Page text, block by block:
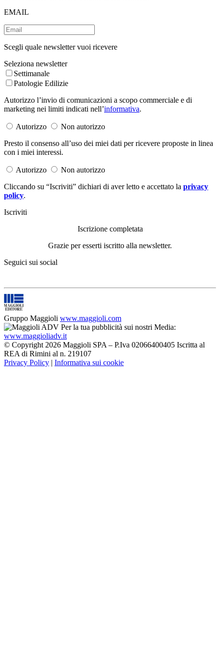
EMAIL
Scegli quale newsletter vuoi ricevere
Seleziona newsletter
Settimanale
Patologie Edilizie
Autorizzo l’invio di comunicazioni a scopo commerciale e di
marketing nei limiti indicati nell’informativa.
Autorizzo
Non autorizzo
Presto il consenso all’uso dei miei dati per ricevere proposte in linea
con i miei interessi.
Autorizzo
Non autorizzo
Cliccando su “Iscriviti” dichiari di aver letto e accettato la privacy
policy.
Iscriviti
Iscrizione completata
Grazie per esserti iscritto alla newsletter.
Seguici sui social
Gruppo Maggioli www.maggioli.com
Per la tua pubblicità sui nostri Media:
www.maggioliadv.it
© Copyright 2026 Maggioli SPA – P.Iva 02066400405 Iscritta al
REA di Rimini al n. 219107
Privacy Policy | Informativa sui cookie